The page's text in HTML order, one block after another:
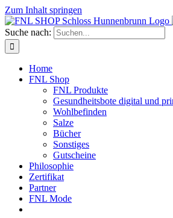
Zum Inhalt springen
Suche nach:
Home
FNL Shop
FNL Produkte
Gesundheitsbote digital und
Wohlbefinden
Salze
Bücher
Sonstiges
Gutscheine
Philosophie
Zertifikat
Partner
FNL Mode